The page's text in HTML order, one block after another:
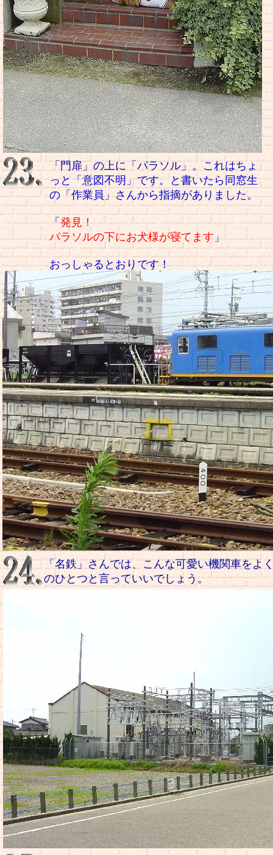
「門扉」の上に「パラソル」。 これはちょ
っと「意図不明」です。と書いたら同窓生
の「作業員」さんから指摘がありました。
「 発見！
パラソルの下にお犬様が寝てます 」
おっしゃるとおりです！
「名鉄」さんでは、こんな可愛い機関車をよ
のひとつと言っていいでしょう。